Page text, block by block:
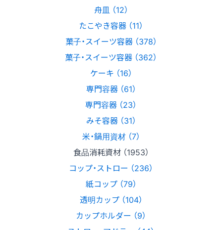
舟皿 （12）
たこやき容器 （11）
菓子・スイーツ容器 （378）
菓子・スイーツ容器 （362）
ケーキ （16）
専門容器 （61）
専門容器 （23）
みそ容器 （31）
米・鍋用資材 （7）
食品消耗資材 （1953）
コップ・ストロー （236）
紙コップ （79）
透明カップ （104）
カップホルダー （9）